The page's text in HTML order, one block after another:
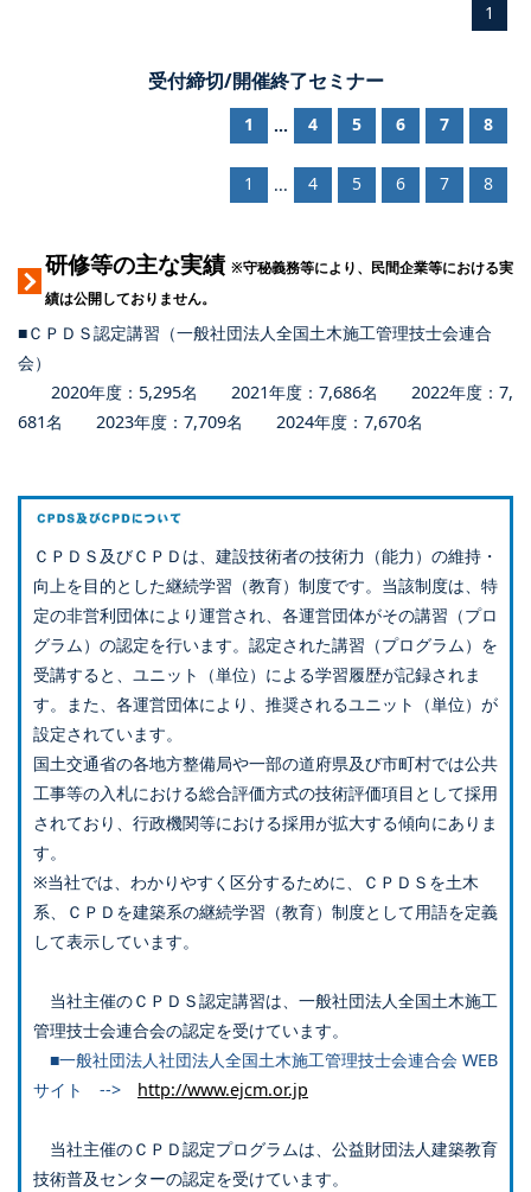
1
受付締切/開催終了セミナー
1 ... 4 5 6 7 8
1 ... 4 5 6 7 8
研修等の主な実績 ※守秘義務等により、民間企業等における実
績は公開しておりません。
■ＣＰＤＳ認定講習（一般社団法人全国土木施工管理技士会連合
会）
2020年度：5,295名 2021年度：7,686名 2022年度：7,
681名 2023年度：7,709名 2024年度：7,670名
ＣＰＤＳ及びＣＰＤは、建設技術者の技術力（能力）の維持・
向上を目的とした継続学習（教育）制度です。当該制度は、特
定の非営利団体により運営され、各運営団体がその講習（プロ
グラム）の認定を行います。認定された講習（プログラム）を
受講すると、ユニット（単位）による学習履歴が記録されま
す。また、各運営団体により、推奨されるユニット（単位）が
設定されています。
国土交通省の各地方整備局や一部の道府県及び市町村では公共
工事等の入札における総合評価方式の技術評価項目として採用
されており、行政機関等における採用が拡大する傾向にありま
す。
※当社では、わかりやすく区分するために、ＣＰＤＳを土木
系、ＣＰＤを建築系の継続学習（教育）制度として用語を定義
して表示しています。
当社主催のＣＰＤＳ認定講習は、一般社団法人全国土木施工
管理技士会連合会の認定を受けています。
■一般社団法人社団法人全国土木施工管理技士会連合会 WEB
サイト --> http://www.ejcm.or.jp
当社主催のＣＰＤ認定プログラムは、公益財団法人建築教育
技術普及センターの認定を受けています。